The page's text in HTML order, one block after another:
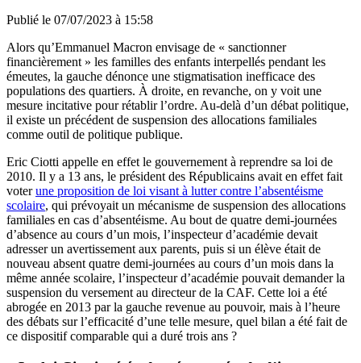
Publié le 07/07/2023 à 15:58
Alors qu’Emmanuel Macron envisage de « sanctionner
financièrement » les familles des enfants interpellés pendant les
émeutes, la gauche dénonce une stigmatisation inefficace des
populations des quartiers. À droite, en revanche, on y voit une
mesure incitative pour rétablir l’ordre. Au-delà d’un débat politique,
il existe un précédent de suspension des allocations familiales
comme outil de politique publique.
Eric Ciotti appelle en effet le gouvernement à reprendre sa loi de
2010. Il y a 13 ans, le président des Républicains avait en effet fait
voterune proposition de loi visant à lutter contre l’absentéisme
scolaire, qui prévoyait un mécanisme de suspension des allocations
familiales en cas d’absentéisme. Au bout de quatre demi-journées
d’absence au cours d’un mois, l’inspecteur d’académie devait
adresser un avertissement aux parents, puis si un élève était de
nouveau absent quatre demi-journées au cours d’un mois dans la
même année scolaire, l’inspecteur d’académie pouvait demander la
suspension du versement au directeur de la CAF. Cette loi a été
abrogée en 2013 par la gauche revenue au pouvoir, mais à l’heure
des débats sur l’efficacité d’une telle mesure, quel bilan a été fait de
ce dispositif comparable qui a duré trois ans ?